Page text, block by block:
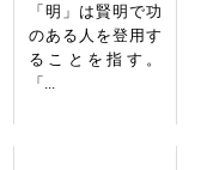
「明」は賢明で功
のある人を登用す
ることを指す。
「...